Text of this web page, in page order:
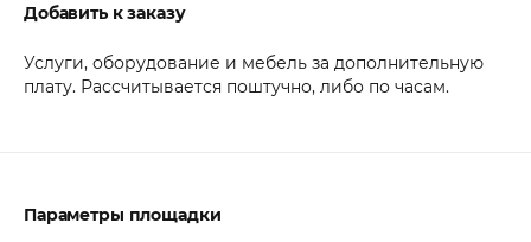
Добавить к заказу
Услуги, оборудование и мебель за дополнительную
плату. Рассчитывается поштучно, либо по часам.
Параметры площадки